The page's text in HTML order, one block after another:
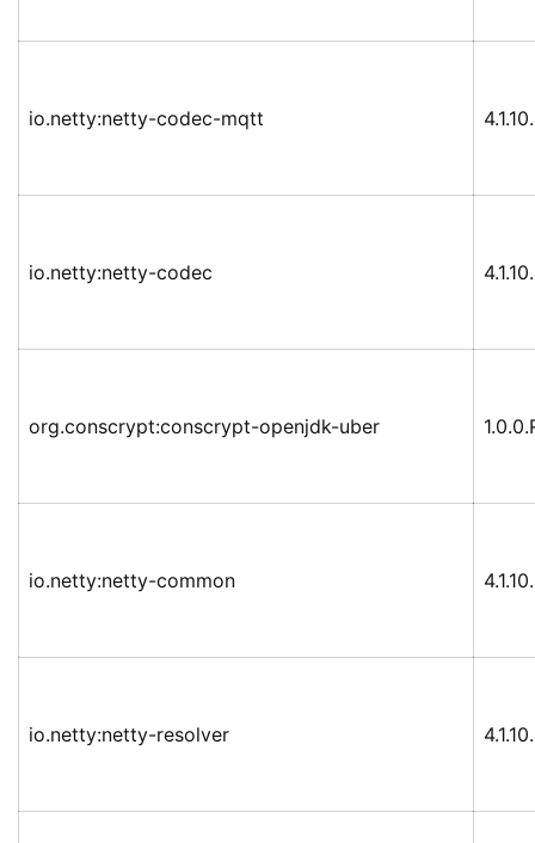
io.netty:netty-codec-mqtt
io.netty:netty-codec
org.conscrypt:conscrypt-openjdk-uber
io.netty:netty-common
io.netty:netty-resolver